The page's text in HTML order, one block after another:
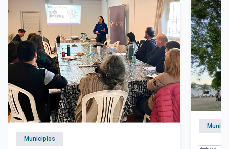
Municipios